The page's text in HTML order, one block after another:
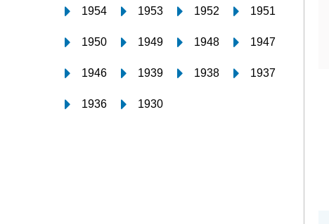
1954 1953 1952 1951
1950 1949 1948 1947
1946 1939 1938 1937
1936 1930